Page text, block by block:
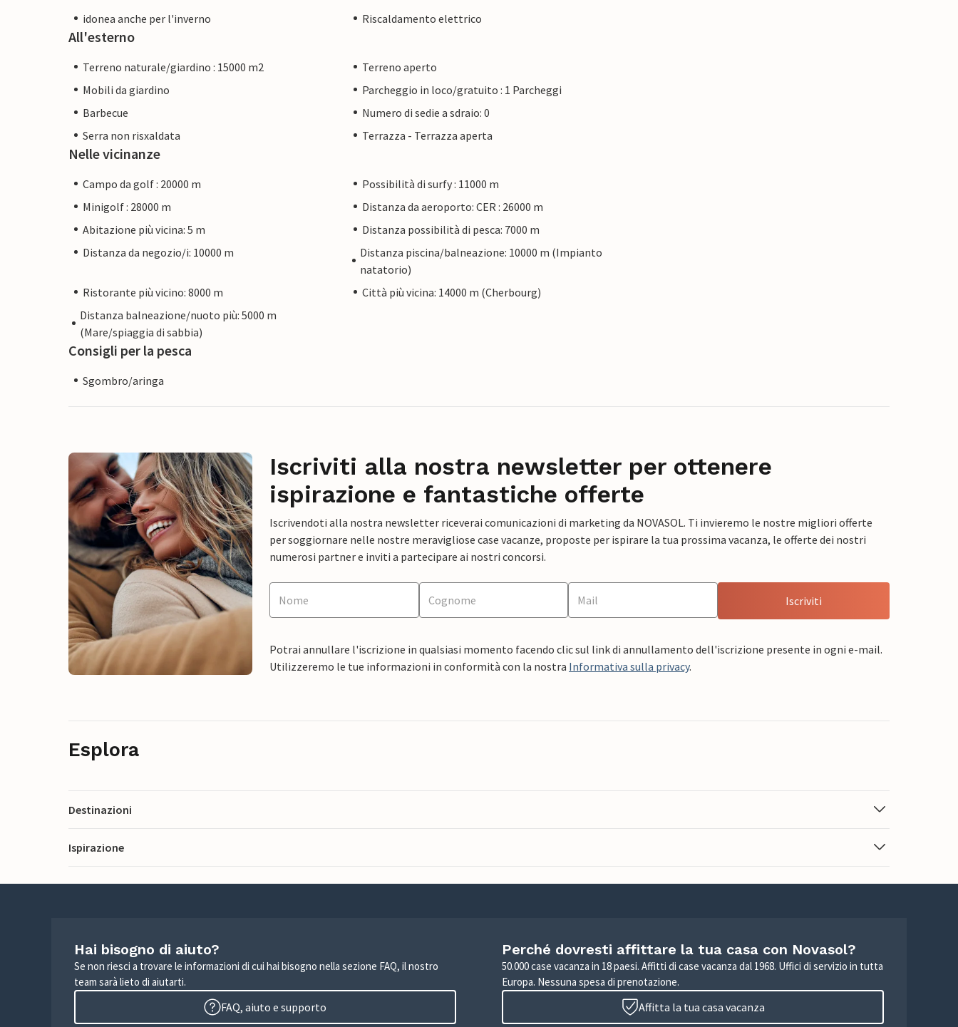
idonea anche per l'inverno Riscaldamento elettrico
All'esterno
Terreno naturale/giardino : 15000 m2
Terreno aperto
Mobili da giardino
Parcheggio in loco/gratuito : 1 Parcheggi
Barbecue
Numero di sedie a sdraio: 0
Serra non risxaldata
Terrazza - Terrazza aperta
Nelle vicinanze
Campo da golf : 20000 m
Possibilità di surfy : 11000 m
Minigolf : 28000 m
Distanza da aeroporto: CER : 26000 m
Abitazione più vicina: 5 m
Distanza possibilità di pesca: 7000 m
Distanza da negozio/i: 10000 m
Distanza piscina/balneazione: 10000 m (Impianto
natatorio)
Ristorante più vicino: 8000 m
Città più vicina: 14000 m (Cherbourg)
Distanza balneazione/nuoto più: 5000 m
(Mare/spiaggia di sabbia)
Consigli per la pesca
Sgombro/aringa
Iscriviti alla nostra newsletter per ottenere
ispirazione e fantastiche offerte
Iscrivendoti alla nostra newsletter riceverai comunicazioni di marketing da NOVASOL. Ti invieremo le nostre migliori offerte
per soggiornare nelle nostre meravigliose case vacanze, proposte per ispirare la tua prossima vacanza, le offerte dei nostri
numerosi partner e inviti a partecipare ai nostri concorsi.
Iscriviti
Potrai annullare l'iscrizione in qualsiasi momento facendo clic sul link di annullamento dell'iscrizione presente in ogni e-mail.
Utilizzeremo le tue informazioni in conformità con la nostra Informativa sulla privacy.
Esplora
Destinazioni
Ispirazione
Hai bisogno di aiuto?
Se non riesci a trovare le informazioni di cui hai bisogno nella sezione FAQ, il nostro
team sarà lieto di aiutarti.
FAQ, aiuto e supporto
Perché dovresti affittare la tua casa con Novasol?
50.000 case vacanza in 18 paesi. Affitti di case vacanza dal 1968. Uffici di servizio in tutta
Europa. Nessuna spesa di prenotazione.
Affitta la tua casa vacanza